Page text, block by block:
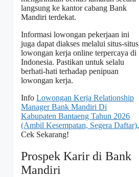
langsung ke kantor cabang Bank
Mandiri terdekat.
Informasi lowongan pekerjaan ini
juga dapat diakses melalui situs-situs
lowongan kerja online terpercaya di
Indonesia. Pastikan untuk selalu
berhati-hati terhadap penipuan
lowongan kerja.
Info Lowongan Kerja Relationship
Manager Bank Mandiri Di
Kabupaten Bantaeng Tahun 2026
(Ambil Kesempatan, Segera Daftar),
Cek Sekarang!
Prospek Karir di Bank
Mandiri